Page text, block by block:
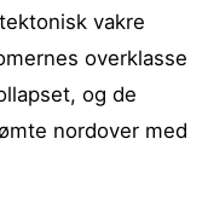
vakre
overklasse
og de
nordover med